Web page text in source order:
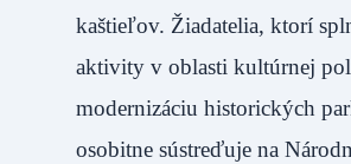
kaštieľov. Žiadatelia, ktorí
aktivity v oblasti kultúrnej
modernizáciu historických
osobitne sústreďuje na